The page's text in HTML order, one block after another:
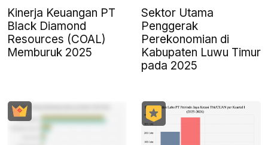
Kinerja Keuangan PT
Black Diamond
Resources (COAL)
Memburuk 2025
Sektor Utama
Penggerak
Perekonomian di
Kabupaten Luwu Timur
pada 2025